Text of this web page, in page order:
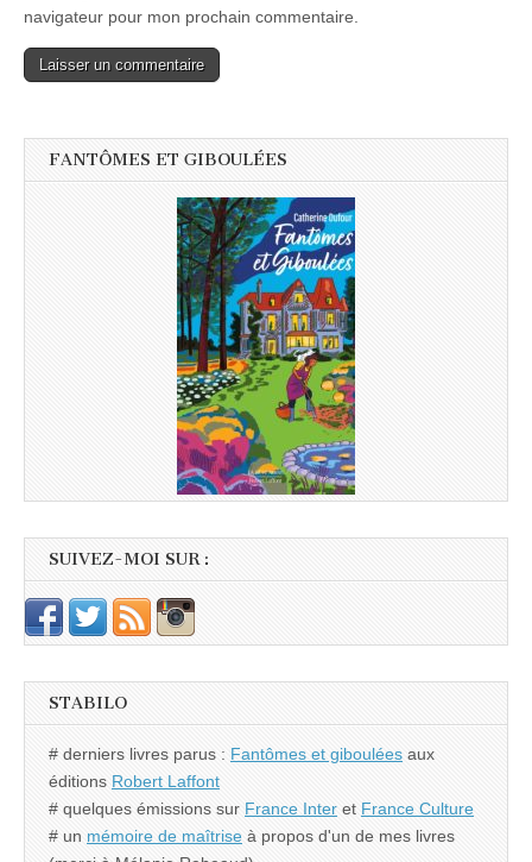
navigateur pour mon prochain commentaire.
FANTÔMES ET GIBOULÉES
SUIVEZ-MOI SUR :
STABILO
# derniers livres parus : Fantômes et giboulées aux
éditions Robert Laffont
# quelques émissions sur France Inter et France Culture
# un mémoire de maîtrise à propos d'un de mes livres